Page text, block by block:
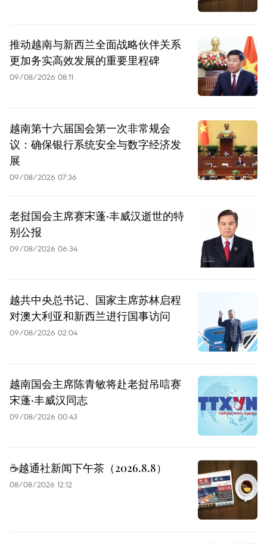
推动越南与新西兰全面战略伙伴关系
更加务实高效发展的重要里程碑
09/08/2026 08:11
越南第十六届国会第一次非常规会
议：确保银行系统安全与数字经济发
展
09/08/2026 07:36
老挝国会主席赛宋蓬·丰威汉逝世的特
别公报
09/08/2026 06:34
越共中央总书记、国家主席苏林启程
对澳大利亚和新西兰进行国事访问
09/08/2026 02:04
越南国会主席陈青敏将赴老挝吊唁赛
宋蓬·丰威汉同志
09/08/2026 00:43
☕️越通社新闻下午茶（2026.8.8）
08/08/2026 12:12